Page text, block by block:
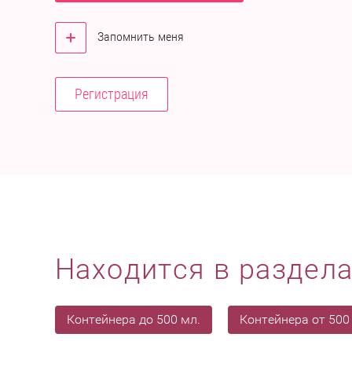
Запомнить меня
Регистрация
Находится в
Контейнера до 500 мл. Контейнера от